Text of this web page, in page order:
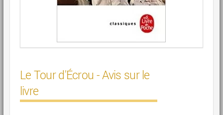
Le Tour d'Écrou - Avis sur le
livre